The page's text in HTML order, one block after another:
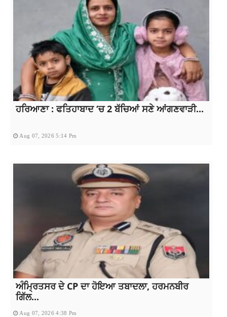
ਹਰਿਆਣਾ : ਫਤਿਹਾਬਾਦ ‘ਚ 2 ਬੱਚਿਆਂ ਸਣੇ ਆਂਗਣਵਾੜੀ...
Aug 07, 2026 5:14 Pm
ਅੰਮ੍ਰਿਤਸਰ ਦੇ CP ਦਾ ਹੋਇਆ ਤਬਾਦਲਾ, ਹਰਮਨਬੀਰ
ਗਿੱਲ...
Aug 07, 2026 4:38 Pm